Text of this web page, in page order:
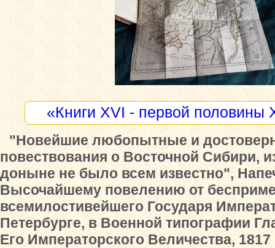
«Книги XVI - первой половины
"Новейшие любопытные и
повествования о Восточной Сибири,
доныне не было всем известно",
Высочайшему повелению от
всемилостивейшего Государя
Петербурге, в Военной типографии
Его Императорского Величества, 1817